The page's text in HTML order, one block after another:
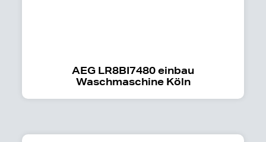
AEG LR8BI7480 einbau
Waschmaschine Köln